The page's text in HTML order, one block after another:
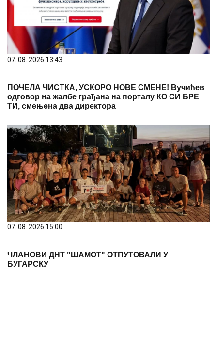
07. 08. 2026 13:43
ПОЧЕЛА ЧИСТКА, УСКОРО НОВЕ СМЕНЕ! Вучићев
одговор на жалбе грађана на порталу КО СИ БРЕ
ТИ, смењена два директора
07. 08. 2026 15:00
ЧЛАНОВИ ДНТ "ШАМОТ" ОТПУТОВАЛИ У
БУГАРСКУ